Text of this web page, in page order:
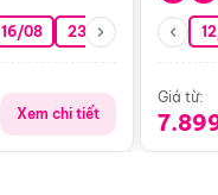
16/08 23/08 30/08
Xem chi tiết
Giá từ: